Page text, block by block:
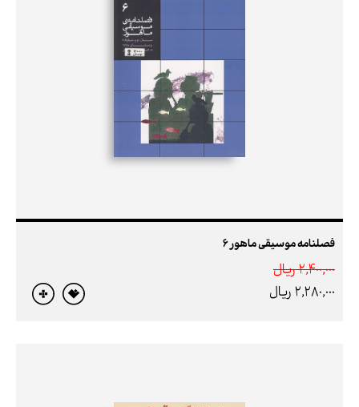
فصلنامه موسیقی ماهور 6
2,400,000 ريال
2,280,000 ريال